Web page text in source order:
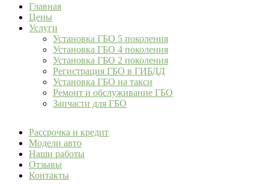
Главная
Цены
Услуги
Установка ГБО 5 поколения
Установка ГБО 4 поколения
Установка ГБО 2 поколения
Регистрация ГБО в ГИБДД
Установка ГБО на такси
Ремонт и обслуживание ГБО
Запчасти для ГБО
Рассрочка и кредит
Модели авто
Наши работы
Отзывы
Контакты